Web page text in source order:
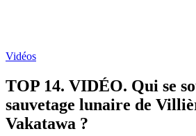
Vidéos
TOP 14. VIDÉO. Qui se
sauvetage lunaire de
Vakatawa ?